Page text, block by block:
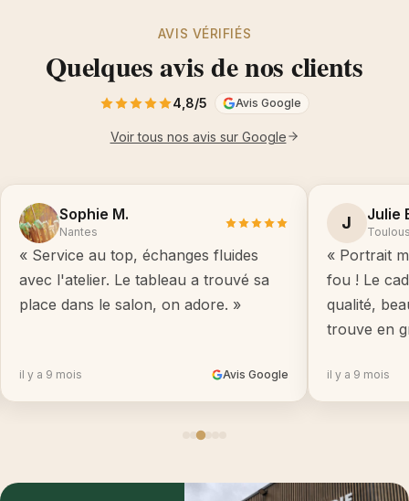
AVIS VÉRIFIÉS
Quelques avis de nos clients
4,8/5 Avis Google
Voir tous nos avis sur Google
Sophie M.
Nantes
« Service au top, échanges fluides
avec l'atelier. Le tableau a trouvé sa
place dans le salon, on adore. »
il y a 9 mois Avis Google
J Julie
« Portrait
fou ! Le
qualité,
trouve en
il y a 9 mois